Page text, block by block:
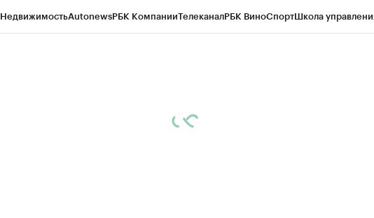
НедвижимостьAutonewsРБК КомпанииТелеканалРБК ВиноСпортШкола